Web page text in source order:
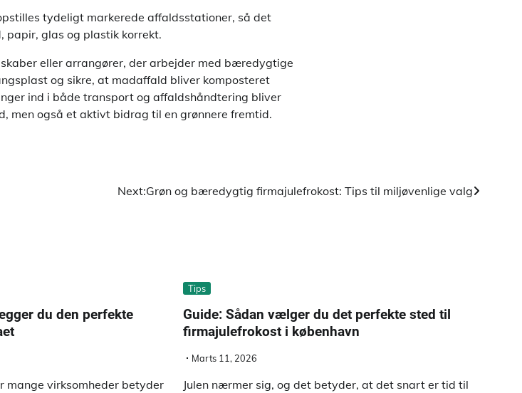
tydeligt markerede affaldsstationer, så det
glas og plastik korrekt.
eller arrangører, der arbejder med bæredygtige
og sikre, at madaffald bliver komposteret
ind i både transport og affaldshåndtering bliver
men også et aktivt bidrag til en grønnere fremtid.
Next:Grøn og bæredygtig firmajulefrokost: Tips til miljøvenlige valg
du den perfekte
mange virksomheder betyder
Tips
Guide: Sådan vælger du det perfekte sted til
firmajulefrokost i københavn
Marts 11, 2026
Julen nærmer sig, og det betyder, at det snart er tid til